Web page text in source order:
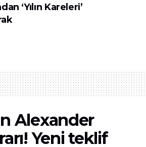
‘Yılın Kareleri’
Alexander
Yeni teklif